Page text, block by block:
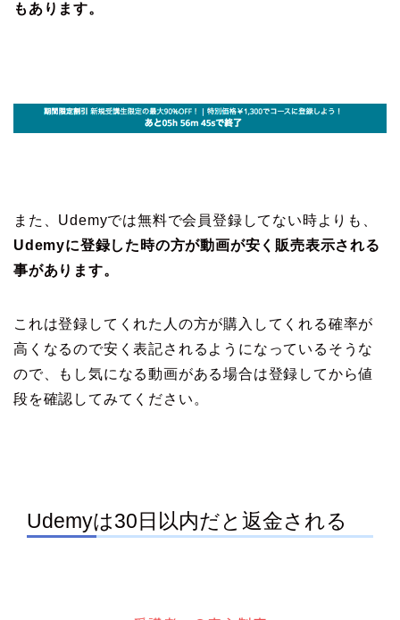
もあります。
また、Udemyでは無料で会員登録してない時よりも、
Udemyに登録した時の方が動画が安く販売表示される
事があります。
これは登録してくれた人の方が購入してくれる確率が
高くなるので安く表記されるようになっているそうな
ので、もし気になる動画がある場合は登録してから値
段を確認してみてください。
Udemyは30日以内だと返金される